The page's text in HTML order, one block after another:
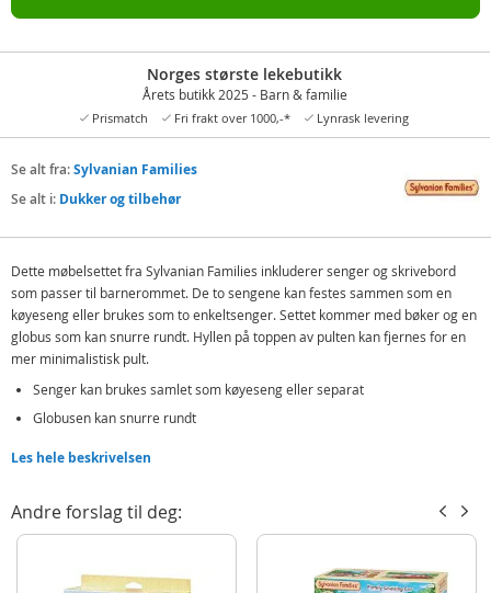
Norges største lekebutikk
Årets butikk 2025 - Barn & familie
Prismatch Fri frakt over 1000,-* Lynrask levering
Se alt fra:Sylvanian Families
Se alt i: Dukker og tilbehør
Dette møbelsettet fra Sylvanian Families inkluderer senger og skrivebord
som passer til barnerommet. De to sengene kan festes sammen som en
køyeseng eller brukes som to enkeltsenger. Settet kommer med bøker og en
globus som kan snurre rundt. Hyllen på toppen av pulten kan fjernes for en
mer minimalistisk pult.
Senger kan brukes samlet som køyeseng eller separat
Globusen kan snurre rundt
Families sett for mer morsom og innlevelsesrik lek.
Inneholder:
2 senger, 1 stige
Les hele beskrivelsen
Andre forslag til deg: